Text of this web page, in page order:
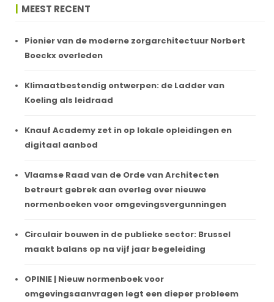
MEEST RECENT
Pionier van de moderne zorgarchitectuur Norbert
Boeckx overleden
Klimaatbestendig ontwerpen: de Ladder van
Koeling als leidraad
Knauf Academy zet in op lokale opleidingen en
digitaal aanbod
Vlaamse Raad van de Orde van Architecten
betreurt gebrek aan overleg over nieuwe
normenboeken voor omgevingsvergunningen
Circulair bouwen in de publieke sector: Brussel
maakt balans op na vijf jaar begeleiding
OPINIE | Nieuw normenboek voor
omgevingsaanvragen legt een dieper probleem